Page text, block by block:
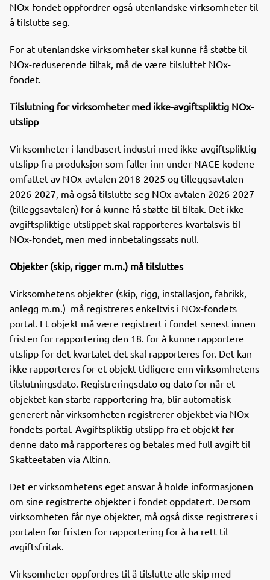
NOx-fondet oppfordrer også utenlandske virksomheter til
å tilslutte seg.
For at utenlandske virksomheter skal kunne få støtte til
NOx-reduserende tiltak, må de være tilsluttet NOx-
fondet.
Tilslutning for virksomheter med ikke-avgiftspliktig NOx-
utslipp
Virksomheter i landbasert industri med ikke-avgiftspliktig
utslipp fra produksjon som faller inn under NACE-kodene
omfattet av NOx-avtalen 2018-2025 og tilleggsavtalen
2026-2027, må også tilslutte seg NOx-avtalen 2026-2027
(tilleggsavtalen) for å kunne få støtte til tiltak. Det ikke-
avgiftspliktige utslippet skal rapporteres kvartalsvis til
NOx-fondet, men med innbetalingssats null.
Objekter (skip, rigger m.m.) må tilsluttes
Virksomhetens objekter (skip, rigg, installasjon, fabrikk,
anlegg m.m.) må registreres enkeltvis i NOx-fondets
portal. Et objekt må være registrert i fondet senest innen
fristen for rapportering den 18. for å kunne rapportere
utslipp for det kvartalet det skal rapporteres for. Det kan
ikke rapporteres for et objekt tidligere enn virksomhetens
tilslutningsdato. Registreringsdato og dato for når et
objektet kan starte rapportering fra, blir automatisk
generert når virksomheten registrerer objektet via NOx-
fondets portal. Avgiftspliktig utslipp fra et objekt før
denne dato må rapporteres og betales med full avgift til
Skatteetaten via Altinn.
Det er virksomhetens eget ansvar å holde informasjonen
om sine registrerte objekter i fondet oppdatert. Dersom
virksomheten får nye objekter, må også disse registreres i
portalen før fristen for rapportering for å ha rett til
avgiftsfritak.
Virksomheter oppfordres til å tilslutte alle skip med